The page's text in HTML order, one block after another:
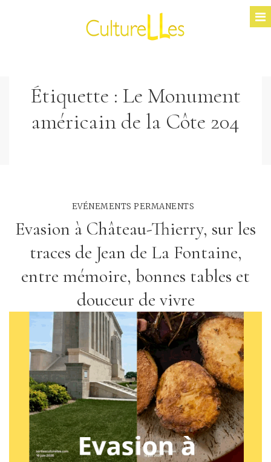
Étiquette : Le Monument
américain de la Côte 204
EVÉNEMENTS PERMANENTS
Evasion à Château-Thierry, sur les
traces de Jean de La Fontaine,
entre mémoire, bonnes tables et
douceur de vivre